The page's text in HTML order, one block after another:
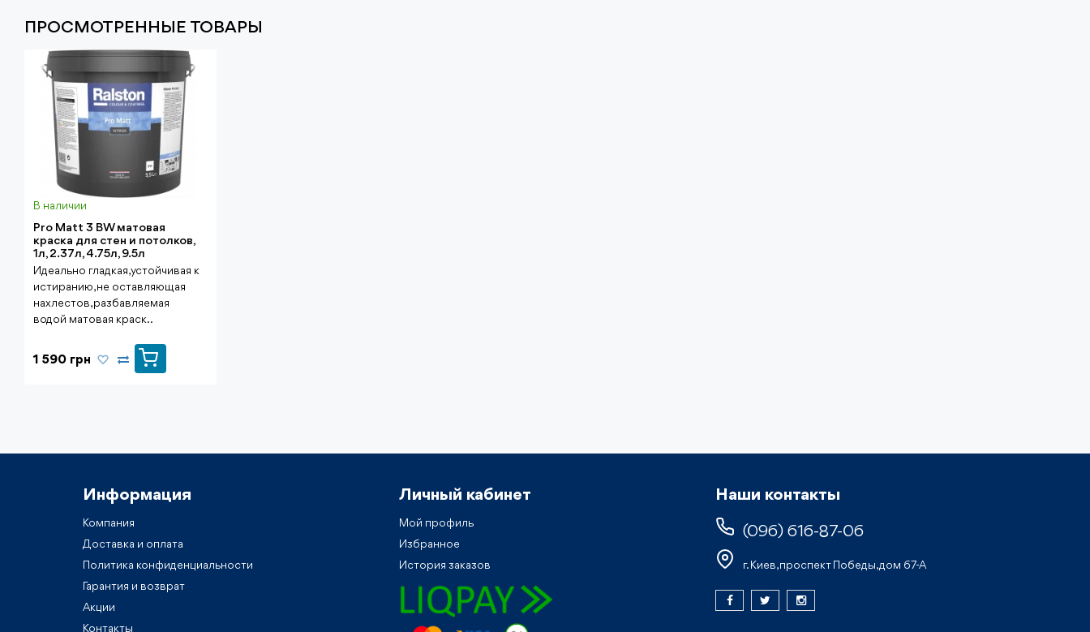
ПРОСМОТРЕННЫЕ ТОВАРЫ
В наличии
Pro Matt 3 BW матовая
краска для стен и потолков,
1л, 2.37л, 4.75л, 9.5л
Идеально гладкая, устойчивая к
истиранию, не оставляющая
нахлестов, разбавляемая
водой матовая краск..
1 590 грн
Информация
Компания
Доставка и оплата
Политика конфиденциальности
Гарантия и возврат
Акции
Контакты
Личный кабинет
Мой профиль
Избранное
История заказов
Наши контакты
(096) 616-87-06
г. Киев, проспект Победы, дом 67-А